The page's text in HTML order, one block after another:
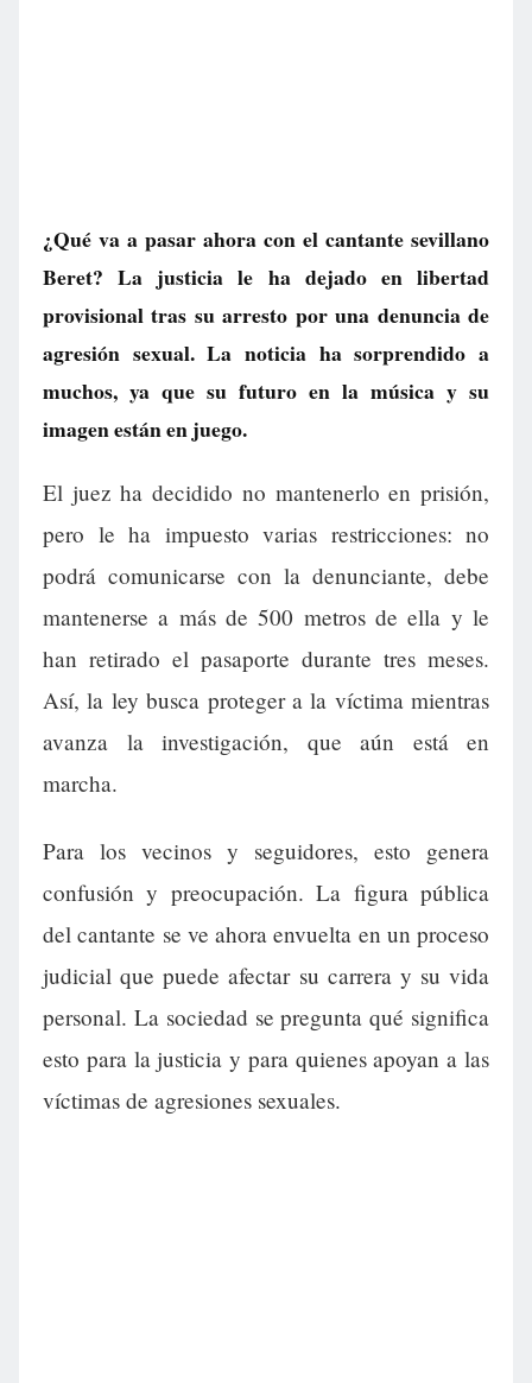
¿Qué va a pasar ahora con el cantante sevillano
Beret? La justicia le ha dejado en libertad
provisional tras su arresto por una denuncia de
agresión sexual. La noticia ha sorprendido a
muchos, ya que su futuro en la música y su
imagen están en juego.
El juez ha decidido no mantenerlo en prisión,
pero le ha impuesto varias restricciones: no
podrá comunicarse con la denunciante, debe
mantenerse a más de 500 metros de ella y le
han retirado el pasaporte durante tres meses.
Así, la ley busca proteger a la víctima mientras
avanza la investigación, que aún está en
marcha.
Para los vecinos y seguidores, esto genera
confusión y preocupación. La figura pública
del cantante se ve ahora envuelta en un proceso
judicial que puede afectar su carrera y su vida
personal. La sociedad se pregunta qué significa
esto para la justicia y para quienes apoyan a las
víctimas de agresiones sexuales.